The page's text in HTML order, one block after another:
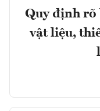
Quy định rõ
vật liệu,